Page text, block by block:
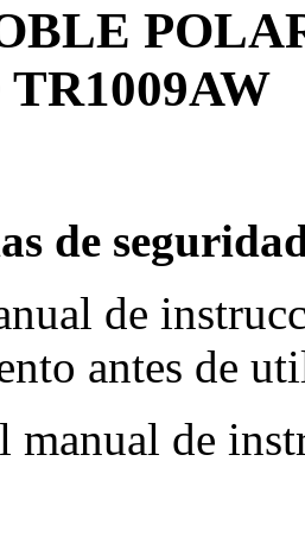
de
de
antes de
manual de